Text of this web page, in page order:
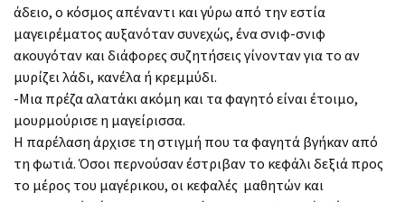
άδειo, ο κόσμος απέναντι και γύρω από την εστία
μαγειρέματος αυξανόταν συνεχώς, ένα σνιφ-σνιφ
ακουγόταν και διάφορες συζητήσεις γίνονταν για το αν
μυρίζει λάδι, κανέλα ή κρεμμύδι.
-Μια πρέζα αλατάκι ακόμη και τα φαγητό είναι έτοιμο,
μουρμούρισε η μαγείρισσα.
Η παρέλαση άρχισε τη στιγμή που τα φαγητά βγήκαν από
τη φωτιά. Όσοι περνούσαν έστριβαν το κεφάλι δεξιά προς
το μέρος του μαγέρικου, οι κεφαλές μαθητών και